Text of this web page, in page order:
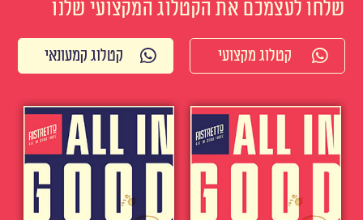
שלחו לעצמכם את הקטלוג המקצועי שלנו
קטלוג מקצועי קטלוג קמעונאי